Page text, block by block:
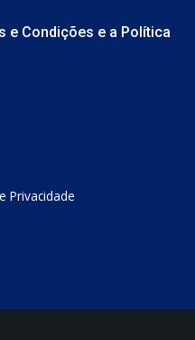
e Condições e a Política
Privacidade